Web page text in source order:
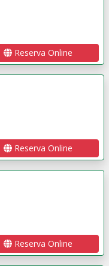
Reserva Online
Reserva Online
Reserva Online